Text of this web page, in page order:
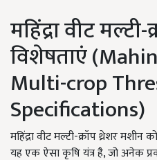
महिंद्रा वीट
विशेषताएं
Multi-crop
Specifications)
महिंद्रा वीट मल्टी-क्रॉप थ्रेशर मशीन
यह एक ऐसा कृषि यंत्र है, जो अनेक